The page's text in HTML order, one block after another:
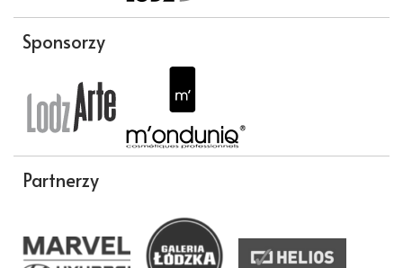
Sponsorzy
Partnerzy